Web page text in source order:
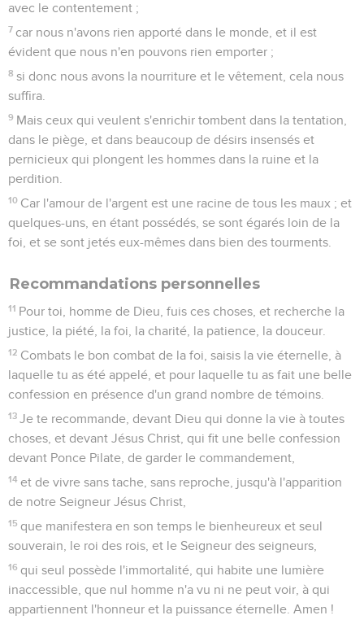
avec le contentement ;
7 car nous n'avons rien apporté dans le monde, et il est
évident que nous n'en pouvons rien emporter ;
8 si donc nous avons la nourriture et le vêtement, cela nous
suffira.
9 Mais ceux qui veulent s'enrichir tombent dans la tentation,
dans le piège, et dans beaucoup de désirs insensés et
pernicieux qui plongent les hommes dans la ruine et la
perdition.
10 Car l'amour de l'argent est une racine de tous les maux ; et
quelques-uns, en étant possédés, se sont égarés loin de la
foi, et se sont jetés eux-mêmes dans bien des tourments.
Recommandations personnelles
11 Pour toi, homme de Dieu, fuis ces choses, et recherche la
justice, la piété, la foi, la charité, la patience, la douceur.
12 Combats le bon combat de la foi, saisis la vie éternelle, à
laquelle tu as été appelé, et pour laquelle tu as fait une belle
confession en présence d'un grand nombre de témoins.
13 Je te recommande, devant Dieu qui donne la vie à toutes
choses, et devant Jésus Christ, qui fit une belle confession
devant Ponce Pilate, de garder le commandement,
14 et de vivre sans tache, sans reproche, jusqu'à l'apparition
de notre Seigneur Jésus Christ,
15 que manifestera en son temps le bienheureux et seul
souverain, le roi des rois, et le Seigneur des seigneurs,
16 qui seul possède l'immortalité, qui habite une lumière
inaccessible, que nul homme n'a vu ni ne peut voir, à qui
appartiennent l'honneur et la puissance éternelle. Amen !